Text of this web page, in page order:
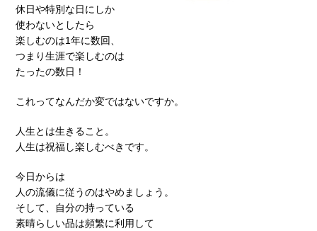
休日や特別な日にしか
使わないとしたら
楽しむのは1年に数回、
つまり生涯で楽しむのは
たったの数日！
これってなんだか変ではないですか。
人生とは生きること。
人生は祝福し楽しむべきです。
今日からは
人の流儀に従うのはやめましょう。
そして、自分の持っている
素晴らしい品は頻繁に利用して